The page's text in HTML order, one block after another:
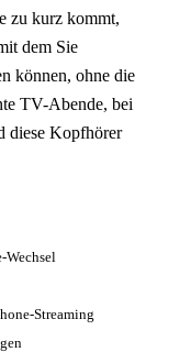
zu kurz kommt,
dem Sie
können, ohne die
TV-Abende, bei
diese Kopfhörer
Wechsel
Streaming